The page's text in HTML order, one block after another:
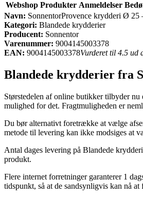
Webshop Produkter Anmeldelser
Navn: SonnentorProvence krydderi Ø 25
Kategori: Blandede krydderier
Producent: Sonnentor
Varenummer: 9004145003378
EAN: 9004145003378Vurderet til 4.5 ud
Blandede krydderier fra
Størstedelen af online butikker tilbyder nu
mulighed for det. Fragtmuligheden er
Du bør alternativt foretrække at vælge
metode til levering kan ikke modsiges at
Antal dages levering på Blandede
produkt.
Flere internet forretninger garanterer 1
tidspunkt, så at de sandsynligvis kan nå